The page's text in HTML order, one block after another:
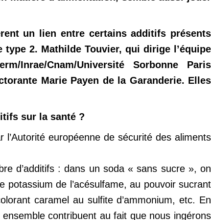
un lien entre certains additifs présents
2. Mathilde Touvier, qui dirige l’équipe
Inrae/Cnam/Université Sorbonne Paris
Marie Payen de la Garanderie. Elles
sur la santé ?
européenne de sécurité des aliments
d’additifs : dans un soda « sans sucre », on
potassium de l’acésulfame, au pouvoir sucrant
caramel au sulfite d’ammonium, etc. En
contribuent au fait que nous ingérons